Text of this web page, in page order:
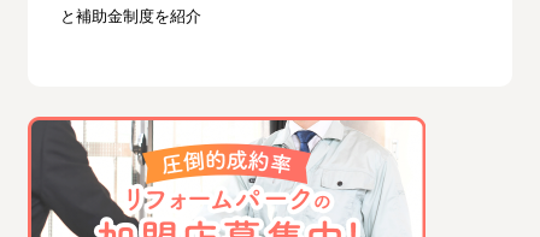
と補助金制度を紹介